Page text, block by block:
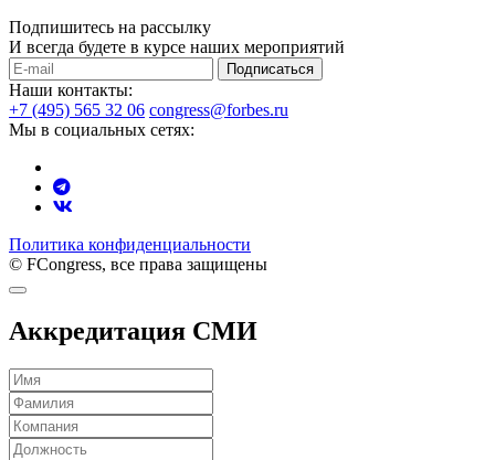
Подпишитесь на рассылку
И всегда будете в курсе наших мероприятий
Подписаться
Наши контакты:
+7 (495) 565 32 06 congress@forbes.ru
Мы в социальных сетях:
Политика конфиденциальности
© FCongress, все права защищены
Аккредитация СМИ